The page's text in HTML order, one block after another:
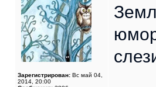
Зарегистрирован: Вс май 04,
2014, 20:00